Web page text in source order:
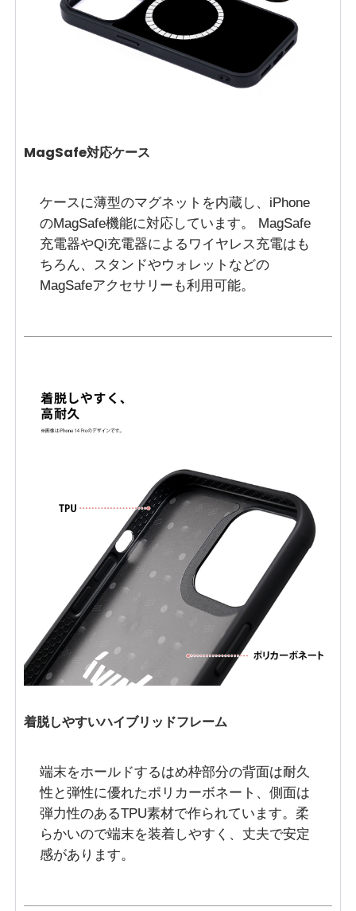
MagSafe対応ケース
ケースに薄型のマグネットを内蔵し、iPhone
のMagSafe機能に対応しています。 MagSafe
充電器やQi充電器によるワイヤレス充電はも
ちろん、スタンドやウォレットなどの
MagSafeアクセサリーも利用可能。
着脱しやすいハイブリッドフレーム
端末をホールドするはめ枠部分の背面は耐久
性と弾性に優れたポリカーボネート、側面は
弾力性のあるTPU素材で作られています。柔
らかいので端末を装着しやすく、丈夫で安定
感があります。